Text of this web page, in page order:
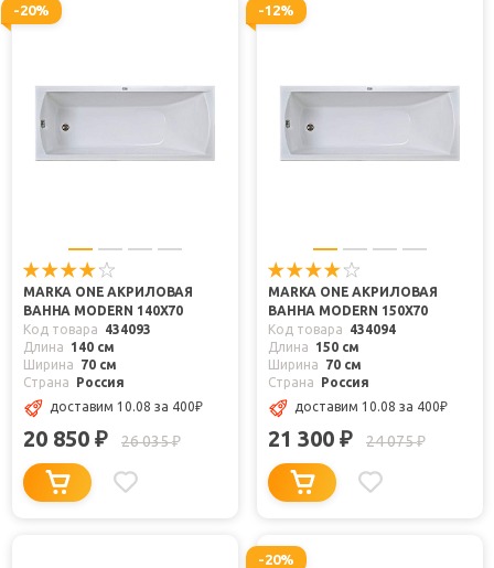
-20%
MARKA ONE АКРИЛОВАЯ
ВАННА MODERN 140X70
Код товара
434093
Длина
140 см
Ширина
70 см
Страна
Россия
доставим 10.08 за 400₽
20 850 ₽ 26 035₽
-12%
MARKA ONE АКРИЛОВАЯ
ВАННА MODERN 150X70
Код товара
434094
Длина
150 см
Ширина
70 см
Страна
Россия
доставим 10.08 за 400₽
21 300 ₽ 24 075₽
-20%